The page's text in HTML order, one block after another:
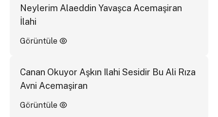
Neylerim Alaeddin Yavaşca Acemaşiran
İlahi
Görüntüle
Canan Okuyor Aşkın Ilahi Sesidir Bu Ali Rıza
Avni Acemaşiran
Görüntüle